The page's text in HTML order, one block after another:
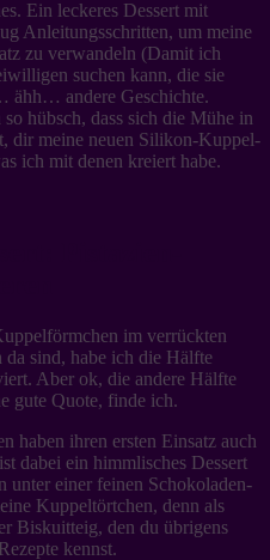
Ein leckeres Dessert mit
Anleitungsschritten, um meine
zu verwandeln (Damit ich
suchen kann, die sie
ähh… andere Geschichte.
hübsch, dass sich die Mühe in
dir meine neuen Silikon-Kuppel-
ich mit denen kreiert habe.
im verrückten
sind, habe ich die Hälfte
Aber ok, die andere Hälfte
gute Quote, finde ich.
haben ihren ersten Einsatz auch
dabei ein himmlisches Dessert
unter einer feinen Schokoladen-
Kuppeltörtchen, denn als
Biskuitteig, den du übrigens
kennst.